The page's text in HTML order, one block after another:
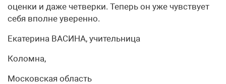
оценки и даже четверки. Теперь он уже чувствует
себя вполне уверенно.
Екатерина ВАСИНА, учительница
Коломна,
Московская область